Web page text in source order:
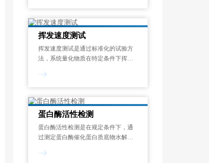
件、工业设备及精密仪器中，关键性
能参数随时间
挥发速度测试
挥发速度测试是通过标准化的试验方
法，系统量化物质在特定条件下挥发
试结果以单位时间的质量损失来表
化配方设计并满足法规要求，广泛应
用于化工、涂料、
蛋白酶活性检测
蛋白酶活性检测是在规定条件下，通
过测定蛋白酶催化蛋白质底物水解生
能力的标准化测试过程。酶活力单位